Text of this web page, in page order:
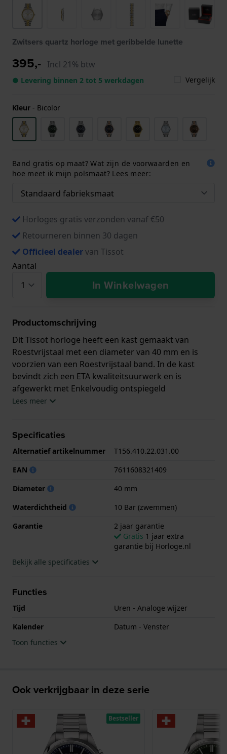
Zwitsers quartz horloge met geribbelde lunette
395,- Incl 21% btw
● Levering binnen 2 tot 5 werkdagen Vergelijk
Kleur - Bicolor
Band gratis op maat? Wat zijn de voorwaarden en
hoe meet ik mijn polsmaat? Lees meer:
Horloges gratis verzonden vanaf €50
Retourneren binnen 30 dagen
Officieel dealervan Tissot
Aantal
In Winkelwagen
Productomschrijving
Dit Tissot horloge heeft een kast gemaakt van
Roestvrijstaal met een diameter van 40 mm en is
voorzien van een Roestvrijstaal band. In de kast
bevindt zich een ETA kwaliteitsuurwerk en is
afgewerkt met Enkelvoudig ontspiegeld
saffierglasglas.
geschikt is om mee te zwemmen. Verder wordt het
horloge geleverd met 2 jaar garantie.
.
Lees meer
Specificaties
Alternatief artikelnummer
T156.410.22.031.00
EAN
7611608321409
Diameter
40 mm
Waterdichtheid
10 Bar (zwemmen)
Garantie
2 jaar garantie
Gratis 1 jaar extra
garantie bij Horloge.nl
Bekijk alle specificaties
Functies
Tijd
Uren - Analoge wijzer
Kalender
Datum - Venster
Toon functies
Ook verkrijgbaar in deze serie
Bestseller